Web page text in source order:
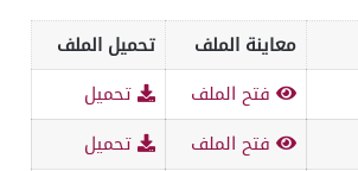
معاينة الملف
تحميل الملف
فتح الملف
تحميل
فتح الملف
تحميل